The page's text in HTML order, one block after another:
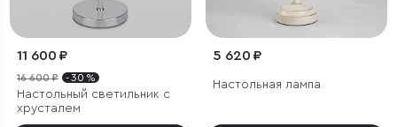
11 600 ₽
16 600 ₽ - 30 %
Настольный светильник с
хрусталем
5 620 ₽
Настольная лампа